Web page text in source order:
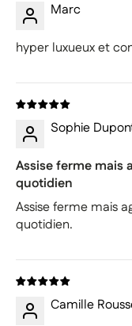
Marc
hyper luxueux et
Sophie
Assise ferme mais
quotidien
Assise ferme mais
quotidien.
Camille